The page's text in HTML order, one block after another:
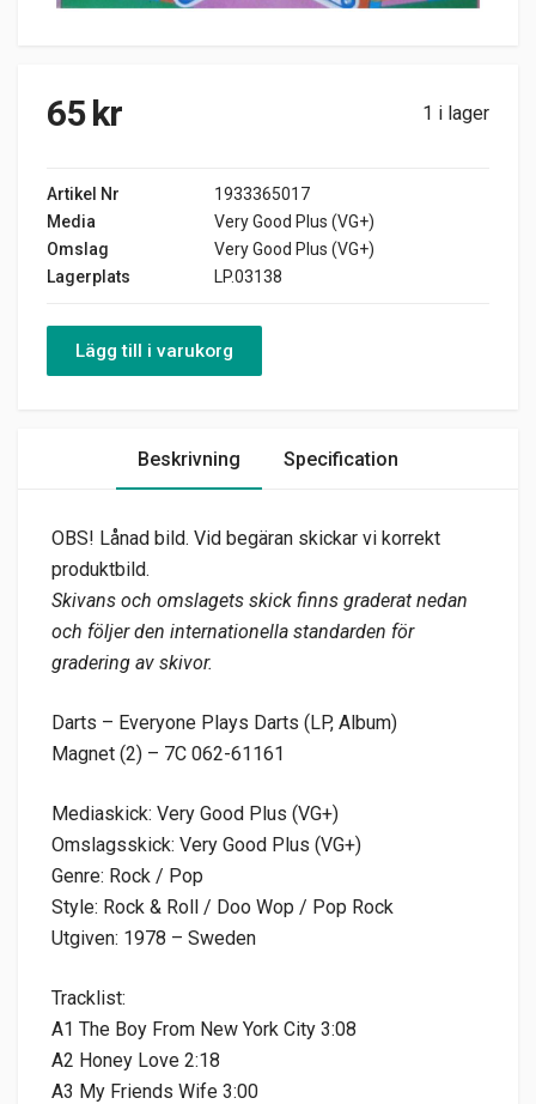
65kr 1 i lager
Artikel Nr
1933365017
Media
Very Good Plus (VG+)
Omslag
Very Good Plus (VG+)
Lagerplats
LP.03138
Lägg till i varukorg
Beskrivning Specification
OBS! Lånad bild. Vid begäran skickar vi korrekt
produktbild.
Skivans och omslagets skick finns graderat nedan
och följer den internationella standarden för
gradering av skivor.
Darts – Everyone Plays Darts (LP, Album)
Magnet (2) – 7C 062-61161
Mediaskick: Very Good Plus (VG+)
Omslagsskick: Very Good Plus (VG+)
Genre: Rock / Pop
Style: Rock & Roll / Doo Wop / Pop Rock
Utgiven: 1978 – Sweden
Tracklist:
A1 The Boy From New York City 3:08
A2 Honey Love 2:18
A3 My Friends Wife 3:00